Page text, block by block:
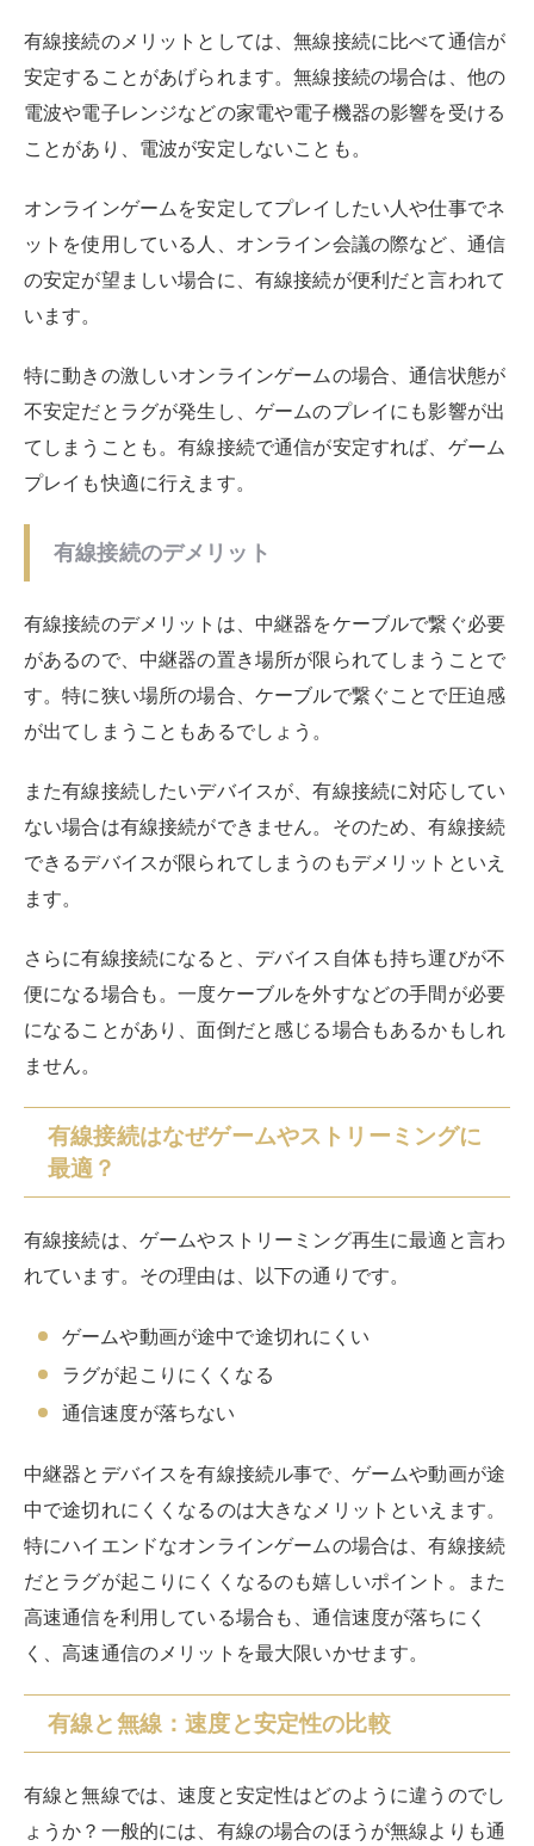
特に動きの激しいオンラインゲームの場合、通信状態が
不安定だとラグが発生し、ゲームのプレイにも影響が出
てしまうことも。有線接続で通信が安定すれば、ゲーム
プレイも快適に行えます。
有線接続のデメリット
有線接続のデメリットは、中継器をケーブルで繋ぐ必要
があるので、中継器の置き場所が限られてしまうことで
が出てしまうこともあるでしょう。
また有線接続したいデバイスが、有線接続に対応してい
ない場合は有線接続ができません。そのため、有線接続
ます。
さらに有線接続になると、デバイス自体も持ち運びが不
便になる場合も。一度ケーブルを外すなどの手間が必要
になることがあり、面倒だと感じる場合もあるかもしれ
ません。
有線接続はなぜゲームやストリーミングに
最適？
有線接続は、ゲームやストリーミング再生に最適と言わ
ゲームや動画が途中で途切れにくい
ラグが起こりにくくなる
通信速度が落ちない
中継器とデバイスを有線接続ル事で、ゲームや動画が途
中で途切れにくくなるのは大きなメリットといえます。
特にハイエンドなオンラインゲームの場合は、有線接続
だとラグが起こりにくくなるのも嬉しいポイント。また
高速通信を利用している場合も、通信速度が落ちにく
有線と無線：速度と安定性の比較
ょうか？一般的には、有線の場合のほうが無線よりも通
信が安定し、速度も速いと言われています。また速度や
通信が安定するばかりではなく、セキュリティの面でも
有線より無線のほうが強いとのこと。
他にも、無線の場合は設置場所によって電波の善し悪し
う心配がありません。
親機と中継器の有線接続方法